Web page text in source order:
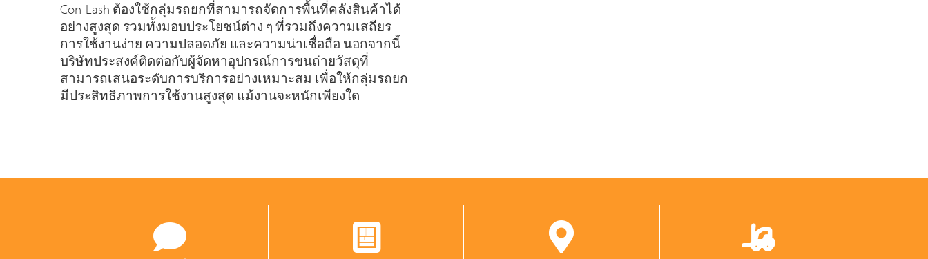
Con-Lash ต้องใช้กลุ่มรถยกที่สามารถจัดการพื้นที่คลังสินค้าได้
อย่างสูงสุด รวมทั้งมอบประโยชน์ต่าง ๆ ที่รวมถึงความเสถียร
การใช้งานง่าย ความปลอดภัย และความน่าเชื่อถือ นอกจากนี้
บริษัทประสงค์ติดต่อกับผู้จัดหาอุปกรณ์การขนถ่ายวัสดุที่
สามารถเสนอระดับการบริการอย่างเหมาะสม เพื่อให้กลุ่มรถยก
มีประสิทธิภาพการใช้งานสูงสุด แม้งานจะหนักเพียงใด